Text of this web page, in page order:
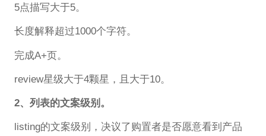
5点描写大于5。
长度解释超过1000个字符。
完成A+页。
review星级大于4颗星，且大于10。
2、列表的文案级别。
listing的文案级别，决议了购置者是否愿意看到产品